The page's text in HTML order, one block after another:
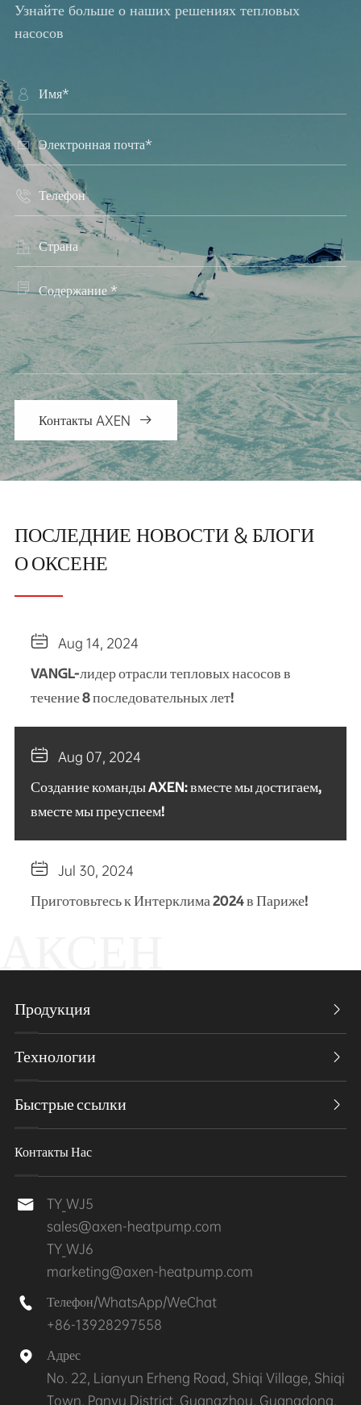
Узнайте больше о наших решениях тепловых
насосов





Контакты AXEN 
ПОСЛЕДНИЕ НОВОСТИ & БЛОГИ
О ОКСЕНЕ
 Aug 14, 2024
VANGL-лидер отрасли тепловых насосов в
течение 8 последовательных лет!
 Aug 07, 2024
Создание команды AXEN: вместе мы достигаем,
вместе мы преуспеем!
 Jul 30, 2024
Приготовьтесь к Интерклима 2024 в Париже!
Продукция 
Технологии 
Быстрые ссылки 
Контакты Нас

TY_WJ5
sales@axen-heatpump.com
TY_WJ6
marketing@axen-heatpump.com

Телефон/WhatsApp/WeChat
+86-13928297558

Адрес
No. 22, Lianyun Erheng Road, Shiqi Village, Shiqi
Town, Panyu District, Guangzhou, Guangdong,